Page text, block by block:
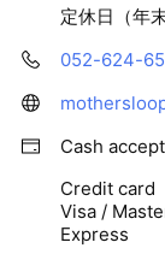
定休日（年
052-624-
Cash
Credit card
Visa /
Express